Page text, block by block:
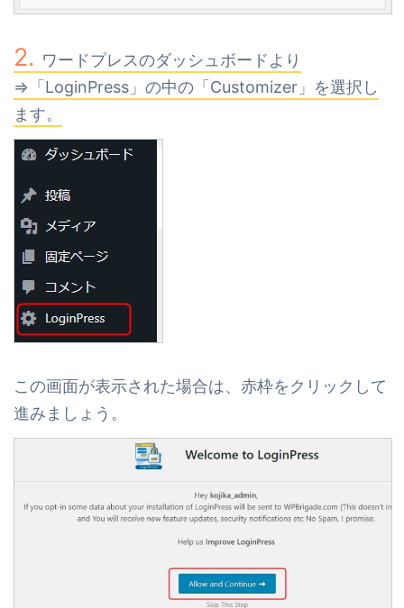
ワードプレスのダッシュボードより
⇒「LoginPress」の中の「Customizer」を選択し
ます。
この画面が表示された場合は、赤枠をクリックして
進みましょう。